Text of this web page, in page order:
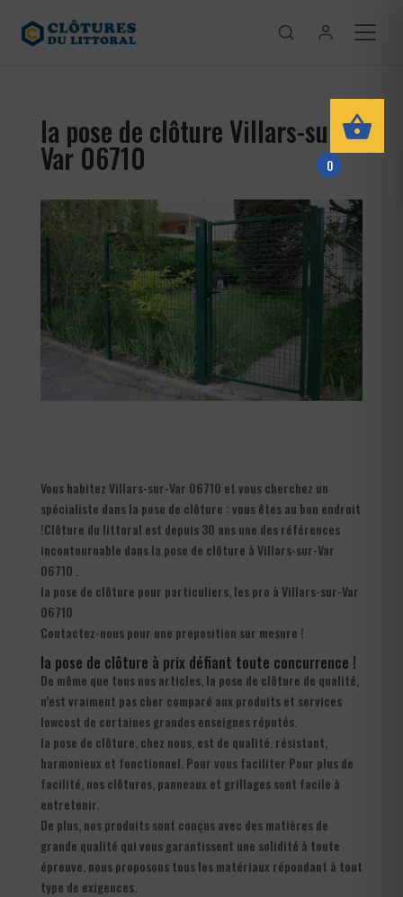
la pose de clôture Villars-sur-
Var 06710
Vous habitez Villars-sur-Var 06710 et vous cherchez un
spécialiste dans la pose de clôture : vous êtes au bon endroit
!Clôture du littoral est depuis 30 ans une des références
incontournable dans la pose de clôture à Villars-sur-Var
06710 .
la pose de clôture pour particuliers, les pro à Villars-sur-Var
06710
Contactez-nous pour une proposition sur mesure !
la pose de clôture à prix défiant toute concurrence !
De même que tous nos articles, la pose de clôture de qualité,
n’est vraiment pas cher comparé aux produits et services
lowcost de certaines grandes enseignes réputés.
la pose de clôture, chez nous, est de qualité. résistant,
harmonieux et fonctionnel. Pour vous faciliter Pour plus de
facilité, nos clôtures, panneaux et grillages sont facile à
entretenir.
De plus, nos produits sont conçus avec des matières de
grande qualité qui vous garantissent une solidité à toute
épreuve. nous proposons tous les matériaux répondant à tout
type de exigences.
0